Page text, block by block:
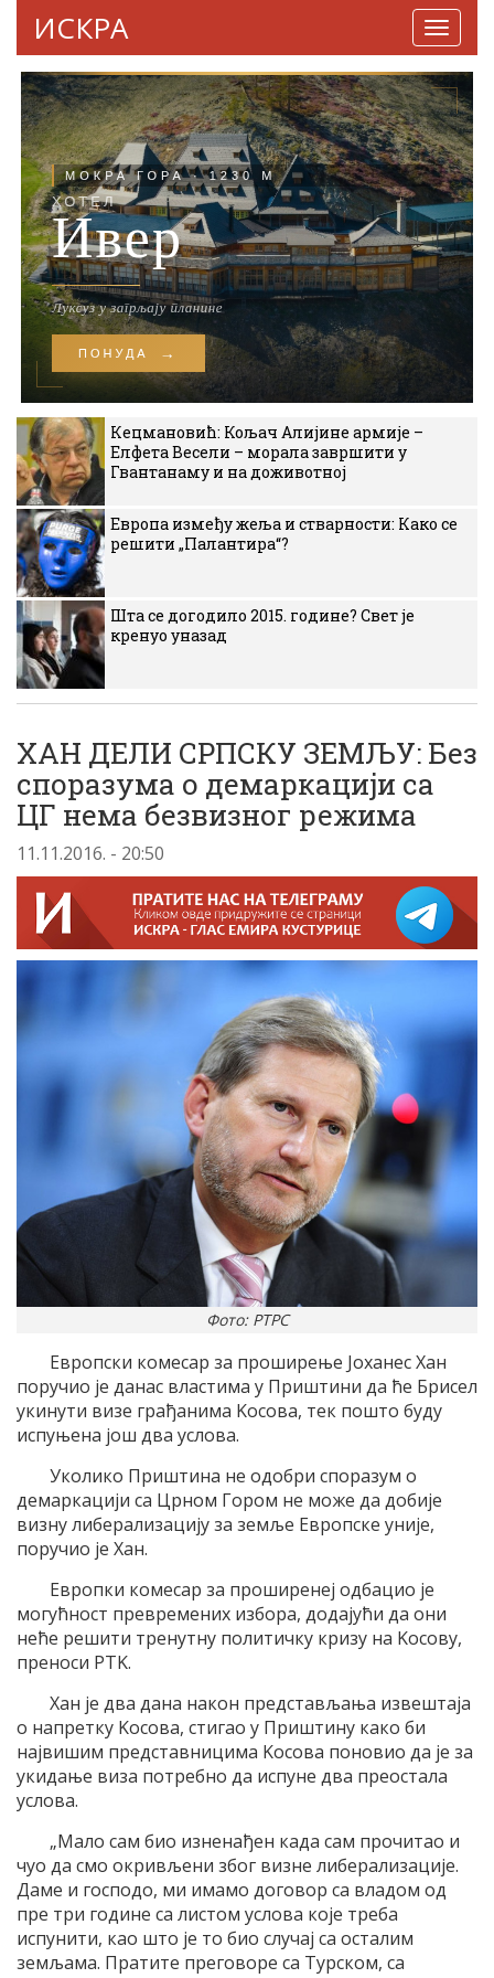
ИСКРА
Кецмановић: Кољач Алијине армије –
Елфета Весели – морала завршити у
Гвантанаму и на доживотној
Европа између жеља и стварности: Како се
решити „Палантира“?
Шта се догодило 2015. године? Свет је
кренуо уназад
ХАН ДЕЛИ СРПСКУ ЗЕМЉУ: Без
споразума о демаркациjи са
ЦГ нема безвизног режима
11.11.2016. - 20:50
Фото: РТРС
Eвропски комесар за проширење Jоханес Хан
поручио jе данас властима у Приштини да ће Брисел
укинути визе грађанима Kосова, тек пошто буду
испуњена jош два услова.
Уколико Приштина не одобри споразум о
демаркациjи са Црном Гором не може да добиjе
визну либерализациjу за земље Eвропске униjе,
поручио jе Хан.
Eвропки комесар за проширенеj одбацио jе
могућност превремених избора, додаjући да они
неће решити тренутну политичку кризу на Kосову,
преноси РTK.
Хан jе два дана након представљања извештаjа
о напретку Kосова, стигао у Приштину како би
наjвишим представницима Kосова поновио да jе за
укидање виза потребно да испуне два преостала
услова.
„Mало сам био изненађен када сам прочитао и
чуо да смо окривљени због визне либерализациjе.
Даме и господо, ми имамо договор са владом од
пре три године са листом услова коjе треба
испунити, као што jе то био случаj са осталим
земљама. Пратите преговоре са Tурском, са